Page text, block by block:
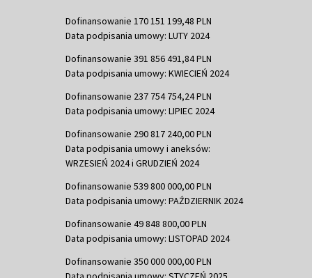
Dofinansowanie 170 151 199,48 PLN
Data podpisania umowy: LUTY 2024
Dofinansowanie 391 856 491,84 PLN
Data podpisania umowy: KWIECIEŃ 2024
Dofinansowanie 237 754 754,24 PLN
Data podpisania umowy: LIPIEC 2024
Dofinansowanie 290 817 240,00 PLN
Data podpisania umowy i aneksów:
WRZESIEŃ 2024 i GRUDZIEŃ 2024
Dofinansowanie 539 800 000,00 PLN
Data podpisania umowy: PAŹDZIERNIK 2024
Dofinansowanie 49 848 800,00 PLN
Data podpisania umowy: LISTOPAD 2024
Dofinansowanie 350 000 000,00 PLN